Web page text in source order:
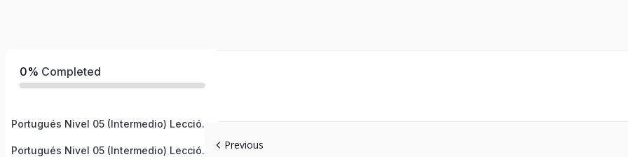
0% Completed
Portugués Nivel 05 (Intermedio) Lección 1
Portugués Nivel 05 (Intermedio) Lección 2 Previous